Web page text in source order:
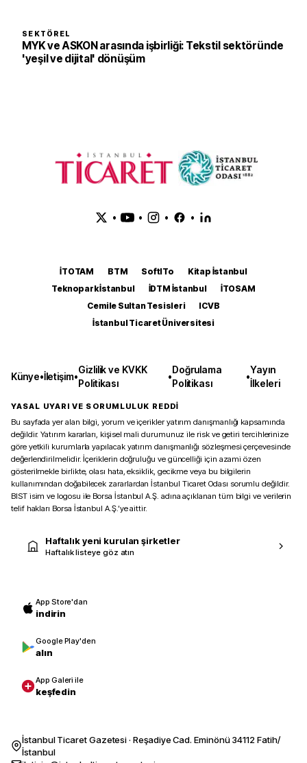
SEKTÖREL
MYK ve ASKON arasında işbirliği: Tekstil sektöründe
'yeşil ve dijital' dönüşüm
• • • •
İTOTAM BTM SoftITo
Kitap İstanbul
Teknopark İstanbul
İDTM İstanbul
İTOSAM
Cemile Sultan Tesisleri
ICVB
İstanbul Ticaret Üniversitesi
Künye•İletişim•
Gizlilik ve KVKK
Politikası
•
Doğrulama
Politikası
•
Yayın
İlkeleri
YASAL UYARI VE SORUMLULUK REDDİ
Bu sayfada yer alan bilgi, yorum ve içerikler yatırım danışmanlığı kapsamında
değildir. Yatırım kararları, kişisel mali durumunuz ile risk ve getiri tercihlerinize
göre yetkili kurumlarla yapılacak yatırım danışmanlığı sözleşmesi çerçevesinde
değerlendirilmelidir. İçeriklerin doğruluğu ve güncelliği için azami özen
gösterilmekle birlikte, olası hata, eksiklik, gecikme veya bu bilgilerin
kullanımından doğabilecek zararlardan İstanbul Ticaret Odası sorumlu değildir.
BIST isim ve logosu ile Borsa İstanbul A.Ş. adına açıklanan tüm bilgi ve verilerin
telif hakları Borsa İstanbul A.Ş.’ye aittir.
Haftalık yeni kurulan şirketler
Haftalık listeye göz atın
App Store'dan
indirin
Google Play'den
alın
App Galeri ile
keşfedin
İstanbul Ticaret Gazetesi · Reşadiye Cad. Eminönü 34112 Fatih/
İstanbul